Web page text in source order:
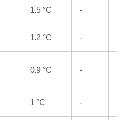
1.5 °C -
1.2 °C -
0.9 °C -
1 °C -